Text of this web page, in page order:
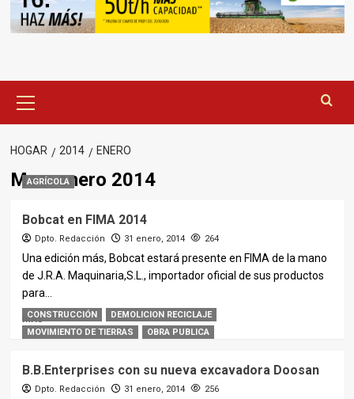
principal
HOGAR 2014 ENERO
Mes:enero 2014
AGRÍCOLA
Bobcat en FIMA 2014
Dpto. Redacción 31 enero, 2014 264
Una edición más, Bobcat estará presente en FIMA de la mano
de J.R.A. Maquinaria,S.L., importador oficial de sus productos
para...
MÁS
CONSTRUCCIÓN
DEMOLICION RECICLAJE
MOVIMIENTO DE TIERRAS
OBRA PUBLICA
B.B.Enterprises con su nueva excavadora Doosan
Dpto. Redacción 31 enero, 2014 256